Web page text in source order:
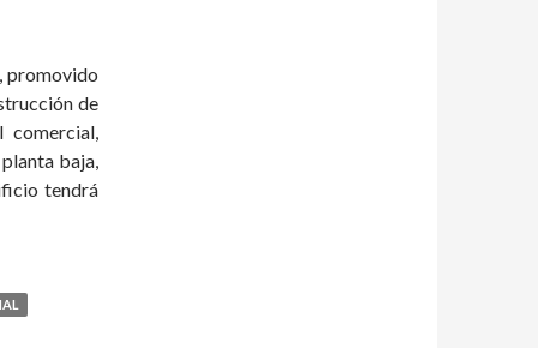
promovido
de
comercial,
baja,
tendrá